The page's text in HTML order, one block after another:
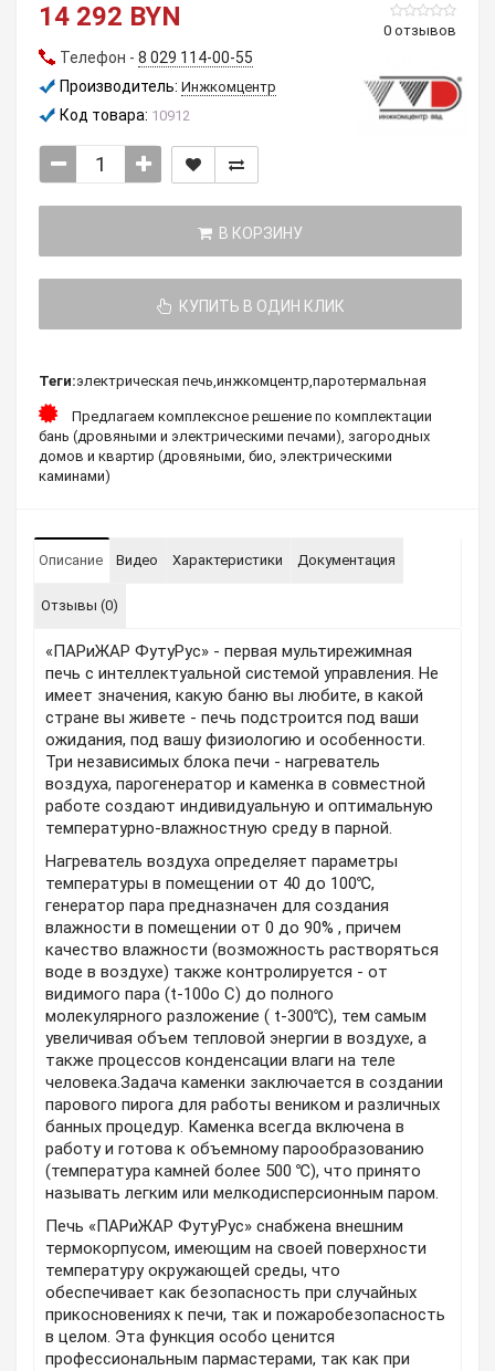
0 отзывов
14 292 BYN
Телефон - 8 029 114-00-55
Производитель: Инжкомцентр
Код товара: 10912
В КОРЗИНУ
КУПИТЬ В ОДИН КЛИК
Теги:электрическая печь,инжкомцентр,паротермальная
Предлагаем комплексное решение по комплектации
бань (дровяными и электрическими печами), загородных
домов и квартир (дровяными, био, электрическими
каминами)
Описание Видео Характеристики Документация
Отзывы (0)
«ПАРиЖАР ФутуРус» - первая мультирежимная
печь с интеллектуальной системой управления. Не
имеет значения, какую баню вы любите, в какой
стране вы живете - печь подстроится под ваши
ожидания, под вашу физиологию и особенности.
Три независимых блока печи - нагреватель
воздуха, парогенератор и каменка в совместной
работе создают индивидуальную и оптимальную
температурно-влажностную среду в парной.
Нагреватель воздуха определяет параметры
температуры в помещении от 40 до 100℃,
генератор пара предназначен для создания
влажности в помещении от 0 до 90% , причем
качество влажности (возможность растворяться
воде в воздухе) также контролируется - от
видимого пара (t-100о С) до полного
молекулярного разложение ( t-300℃), тем самым
увеличивая объем тепловой энергии в воздухе, а
также процессов конденсации влаги на теле
человека.Задача каменки заключается в создании
парового пирога для работы веником и различных
банных процедур. Каменка всегда включена в
работу и готова к объемному парообразованию
(температура камней более 500 ℃), что принято
называть легким или мелкодисперсионным паром.
Печь «ПАРиЖАР ФутуРус» снабжена внешним
термокорпусом, имеющим на своей поверхности
температуру окружающей среды, что
обеспечивает как безопасность при случайных
прикосновениях к печи, так и пожаробезопасность
в целом. Эта функция особо ценится
профессиональным пармастерами, так как при